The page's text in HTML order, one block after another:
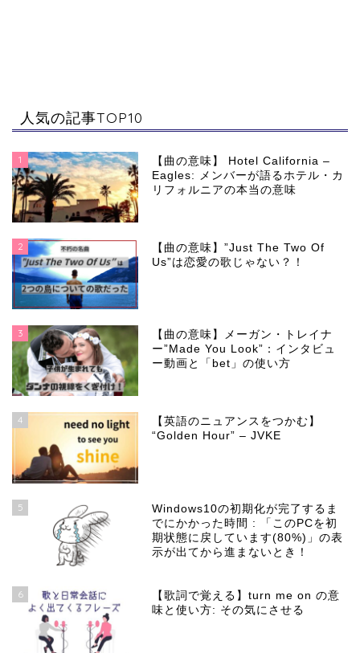
人気の記事TOP10
1
【曲の意味】 Hotel California –
Eagles: メンバーが語るホテル・カ
リフォルニアの本当の意味
2
【曲の意味】”Just The Two Of
Us”は恋愛の歌じゃない？！
3
【曲の意味】メーガン・トレイナ
ー”Made You Look”：インタビュ
ー動画と「bet」の使い方
4
【英語のニュアンスをつかむ】
“Golden Hour” – JVKE
5
Windows10の初期化が完了するま
でにかかった時間 : 「このPCを初
期状態に戻しています(80%)」の表
示が出てから進まないとき！
6
【歌詞で覚える】turn me on の意
味と使い方: その気にさせる